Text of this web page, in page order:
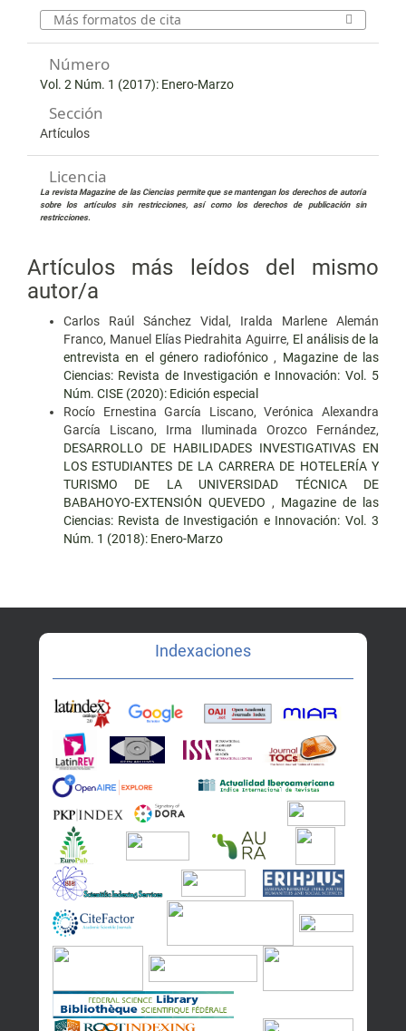
Más formatos de cita
Número
Vol. 2 Núm. 1 (2017): Enero-Marzo
Sección
Artículos
Licencia
La revista Magazine de las Ciencias permite que se mantengan los derechos de autoría
sobre los artículos sin restricciones, así como los derechos de publicación sin
restricciones.
Artículos más leídos del mismo
autor/a
Carlos Raúl Sánchez Vidal, Iralda Marlene Alemán
Franco, Manuel Elías Piedrahita Aguirre, El análisis de la
entrevista en el género radiofónico , Magazine de las
Ciencias: Revista de Investigación e Innovación: Vol. 5
Núm. CISE (2020): Edición especial
Rocío Ernestina García Liscano, Verónica Alexandra
García Liscano, Irma Iluminada Orozco Fernández,
DESARROLLO DE HABILIDADES INVESTIGATIVAS EN
LOS ESTUDIANTES DE LA CARRERA DE HOTELERÍA Y
TURISMO DE LA UNIVERSIDAD TÉCNICA DE
BABAHOYO-EXTENSIÓN QUEVEDO , Magazine de las
Ciencias: Revista de Investigación e Innovación: Vol. 3
Núm. 1 (2018): Enero-Marzo
Indexaciones